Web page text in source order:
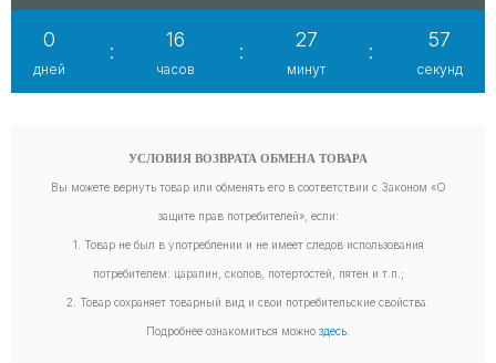
0
дней
:
16
часов
:
27
минут
:
55
секунд
УСЛОВИЯ ВОЗВРАТА ОБМЕНА ТОВАРА
Вы можете вернуть товар или обменять его в соответствии с Законом «О
защите прав потребителей», если:
1. Товар не был в употреблении и не имеет следов использования
потребителем: царапин, сколов, потертостей, пятен и т.п.;
2. Товар сохраняет товарный вид и свои потребительские свойства.
Подробнее ознакомиться можно здесь